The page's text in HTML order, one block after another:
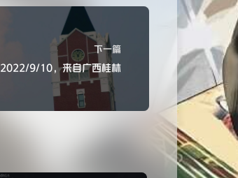
下一篇
2022/9/10，来自广西桂林